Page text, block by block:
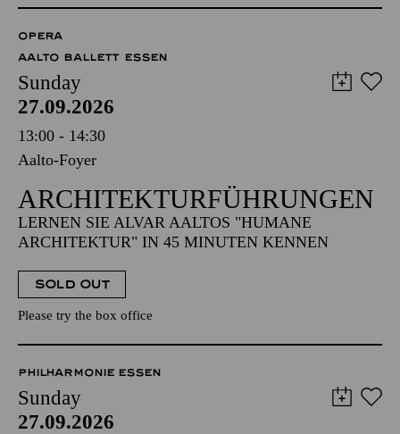
OPERA
AALTO BALLETT ESSEN
Sunday
27.09.2026
13:00 - 14:30
Aalto-Foyer
ARCHITEKTUR­FÜHRUNGEN
LERNEN SIE ALVAR AALTOS "HUMANE
ARCHITEKTUR" IN 45 MINUTEN KENNEN
SOLD OUT
Please try the box office
PHILHARMONIE ESSEN
Sunday
27.09.2026